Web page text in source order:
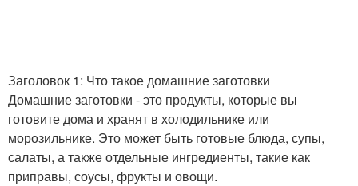
Заголовок 1: Что такое домашние заготовки
Домашние заготовки - это продукты, которые вы
готовите дома и хранят в холодильнике или
морозильнике. Это может быть готовые блюда, супы,
салаты, а также отдельные ингредиенты, такие как
приправы, соусы, фрукты и овощи.